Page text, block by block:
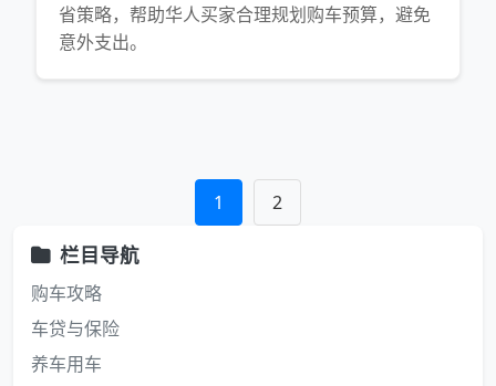
省策略，帮助华人买家合理规划购车预算，避免
意外支出。
1 2
栏目导航
购车攻略
车贷与保险
养车用车